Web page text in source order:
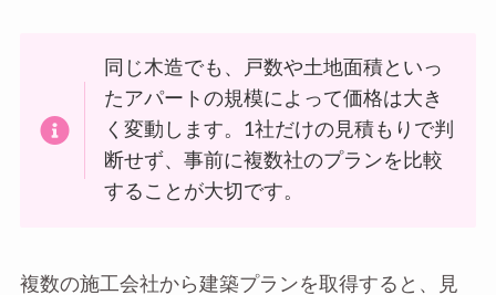
同じ木造でも、戸数や土地面積といっ
たアパートの規模によって価格は大き
く変動します。1社だけの見積もりで判
断せず、事前に複数社のプランを比較
することが大切です。
複数の施工会社から建築プランを取得すると、見